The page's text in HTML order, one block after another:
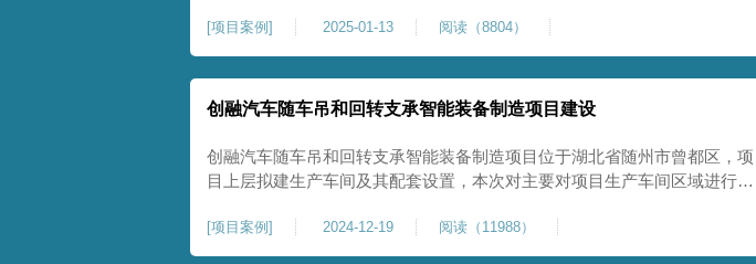
物，且本项目采用夯击能较大，夯击次数较多，为确保场地临近建筑物安全
性，我司在临近建筑物的场地界限开挖减震沟
[项目案例 ] 2025-01-13 阅读（8804）
创融汽车随车吊和回转支承智能装备制造项目建设
创融汽车随车吊和回转支承智能装备制造项目位于湖北省随州市曾都区，项
目上层拟建生产车间及其配套设置，本次对主要对项目生产车间区域进行强
康尚强夯公司于2024年12月15日组织设备人员进场，设备型号为
ZRYG3500C，施工作业人员按照设计严格施工。
[项目案例 ] 2024-12-19 阅读（11988）